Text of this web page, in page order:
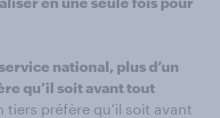
national, plus d’un
qu’il soit avant tout
tiers préfère qu’il soit avant